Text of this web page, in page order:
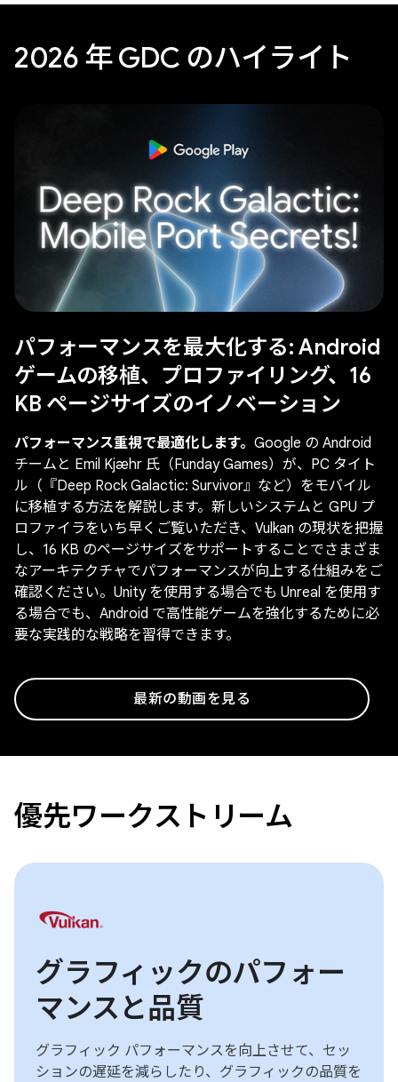
2026 年 GDC のハイライト
パフォーマンスを最大化する: Android
ゲームの移植、プロファイリング、16
KB ページサイズのイノベーション
パフォーマンス重視で最適化します。 Google の Android
チームと Emil Kjæhr 氏（Funday Games）が、PC タイト
ル（『Deep Rock Galactic: Survivor』など）をモバイル
に移植する方法を解説します。新しいシステムと GPU プ
ロファイラをいち早くご覧いただき、Vulkan の現状を把握
し、16 KB のページサイズをサポートすることでさまざま
なアーキテクチャでパフォーマンスが向上する仕組みをご
確認ください。Unity を使用する場合でも Unreal を使用す
る場合でも、Android で高性能ゲームを強化するために必
要な実践的な戦略を習得できます。
最新の動画を見る
優先ワークストリーム
グラフィックのパフォー
マンスと品質
グラフィック パフォーマンスを向上させて、セッ
ションの遅延を減らしたり、グラフィックの品質を